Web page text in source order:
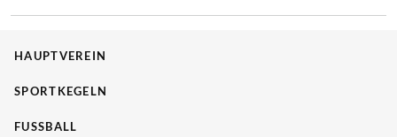
HAUPTVEREIN
SPORTKEGELN
FUSSBALL